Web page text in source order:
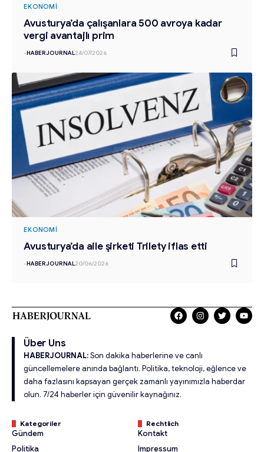
EKONOMI
Avusturya’da çalışanlara 500 avroya kadar
vergi avantajlı prim
-HABERJOURNAL24/07/2026
EKONOMI
Avusturya’da aile şirketi Trilety iflas etti
-HABERJOURNAL20/06/2026
Über Uns
HABERJOURNAL:Son dakika haberlerine ve canlı
güncellemelere anında bağlantı. Politika, teknoloji, eğlence ve
daha fazlasını kapsayan gerçek zamanlı yayınımızla haberdar
olun. 7/24 haberler için güvenilir kaynağınız.
Kategoriler
Gündem
Politika
Rechtlich
Kontakt
Impressum